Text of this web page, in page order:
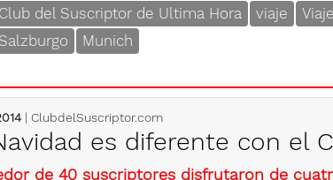
Club del Suscriptor de Ultima Hora
viaje
Salzburgo
Munich
| ClubdelSuscriptor.com
es diferente con el
de 40 suscriptores disfrutaron de